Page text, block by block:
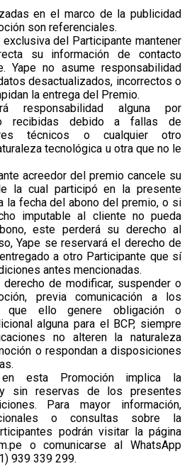
en el marco de la publicidad
son referenciales.
del Participante mantener
su información de contacto
Yape no asume responsabilidad
desactualizados, incorrectos o
la entrega del Premio.
responsabilidad alguna por
recibidas debido a fallas de
técnicos o cualquier otro
tecnológica u otra que no le
acreedor del premio cancele su
la cual participó en la presente
la fecha del abono del premio, o si
imputable al cliente no pueda
este perderá su derecho al
Yape se reservará el derecho de
a otro Participante que sí
antes mencionadas.
de modificar, suspender o
previa comunicación a los
que ello genere obligación o
alguna para el BCP, siempre
no alteren la naturaleza
o respondan a disposiciones
en esta Promoción implica la
sin reservas de los presentes
Para mayor información,
o consultas sobre la
podrán visitar la página
o comunicarse al WhatsApp
939 339 299.